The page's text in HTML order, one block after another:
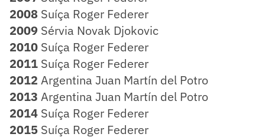
2008 Suíça Roger Federer
2009 Sérvia Novak Djokovic
2010 Suíça Roger Federer
2011 Suíça Roger Federer
2012 Argentina Juan Martín del Potro
2013 Argentina Juan Martín del Potro
2014 Suíça Roger Federer
2015 Suíça Roger Federer